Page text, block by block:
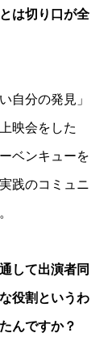
は切り口が全
自分の発見」
映会をした
ベンキューを
践のコミュニ
して出演者同
役割というわ
んですか？